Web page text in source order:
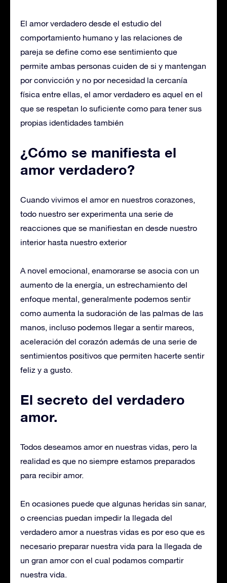
El amor verdadero desde el estudio del
comportamiento humano y las relaciones de
pareja se define como ese sentimiento que
permite ambas personas cuiden de si y mantengan
por convicción y no por necesidad la cercanía
física entre ellas, el amor verdadero es aquel en el
que se respetan lo suficiente como para tener sus
propias identidades también
¿Cómo se manifiesta el
amor verdadero?
Cuando vivimos el amor en nuestros corazones,
todo nuestro ser experimenta una serie de
reacciones que se manifiestan en desde nuestro
interior hasta nuestro exterior
A novel emocional, enamorarse se asocia con un
aumento de la energía, un estrechamiento del
enfoque mental, generalmente podemos sentir
como aumenta la sudoración de las palmas de las
manos, incluso podemos llegar a sentir mareos,
aceleración del corazón además de una serie de
sentimientos positivos que permiten hacerte sentir
feliz y a gusto.
El secreto del verdadero
amor.
Todos deseamos amor en nuestras vidas, pero la
realidad es que no siempre estamos preparados
para recibir amor.
En ocasiones puede que algunas heridas sin sanar,
o creencias puedan impedir la llegada del
verdadero amor a nuestras vidas es por eso que es
necesario preparar nuestra vida para la llegada de
un gran amor con el cual podamos compartir
nuestra vida.